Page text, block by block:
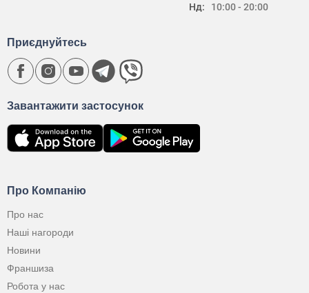
Нд:
10:00 - 20:00
Про Компанію
Про нас
Наші нагороди
Новини
Франшиза
Робота у нас
Завантажити застосунок
Приєднуйтесь